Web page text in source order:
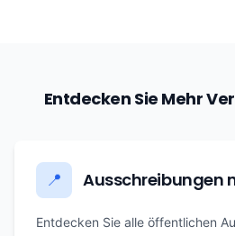
Entdecken Sie Mehr
📍 Ausschreibungen
Entdecken Sie alle öffentlichen